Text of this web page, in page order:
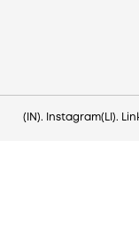
(IN). Instagram(LI).